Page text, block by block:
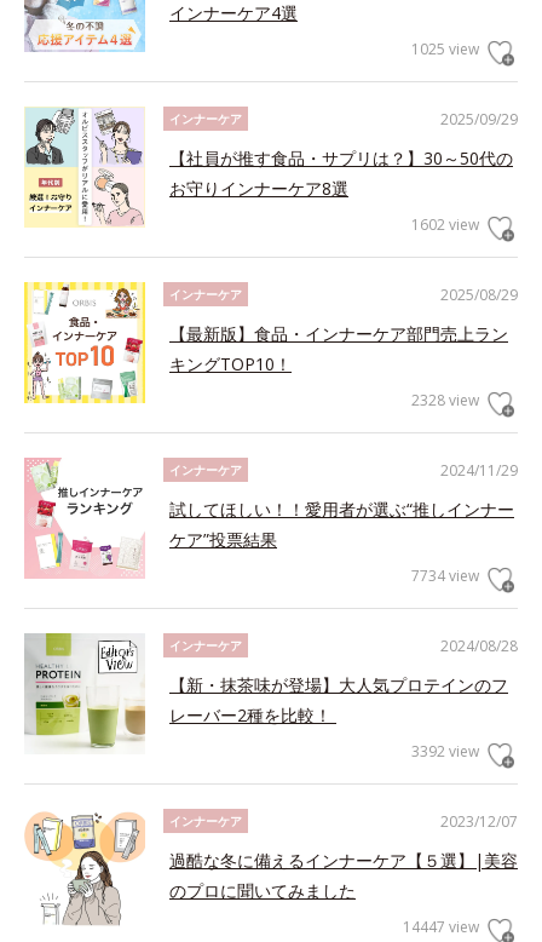
インナーケア4選
1025 view
2025/09/29
インナーケア
【社員が推す食品・サプリは？】30～50代の
お守りインナーケア8選
1602 view
2025/08/29
インナーケア
【最新版】食品・インナーケア部門売上ラン
キングTOP10！
2328 view
2024/11/29
インナーケア
試してほしい！！愛用者が選ぶ“推しインナー
ケア”投票結果
7734 view
2024/08/28
インナーケア
【新・抹茶味が登場】大人気プロテインのフ
レーバー2種を比較！
3392 view
2023/12/07
インナーケア
過酷な冬に備えるインナーケア【５選】|美容
のプロに聞いてみました
14447 view